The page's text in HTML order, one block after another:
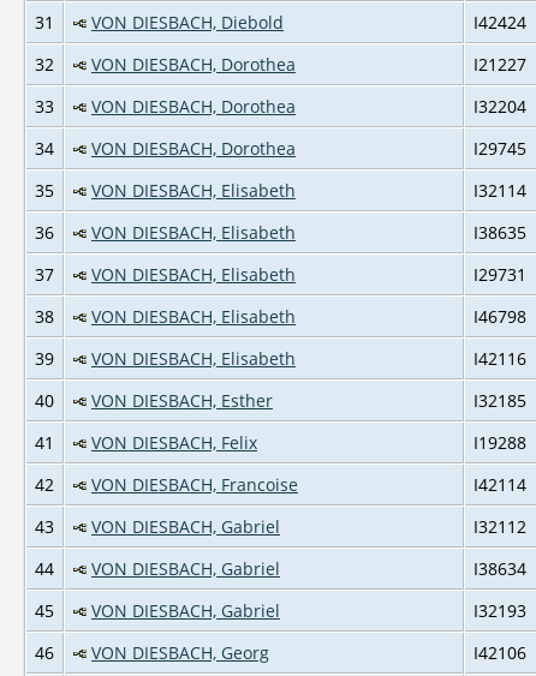
31
VON DIESBACH, Diebold I42424
32
VON DIESBACH, Dorothea
I21227
33
VON DIESBACH, Dorothea I32204
34
VON DIESBACH, Dorothea I29745
35
VON DIESBACH, Elisabeth
I32114
36
VON DIESBACH, Elisabeth I38635
37
VON DIESBACH, Elisabeth I29731
38
VON DIESBACH, Elisabeth I46798
39
VON DIESBACH, Elisabeth I42116
40
VON DIESBACH, Esther
I32185
41
VON DIESBACH, Felix I19288
42
VON DIESBACH, Francoise I42114
43
VON DIESBACH, Gabriel
I32112
44
VON DIESBACH, Gabriel I38634
45
VON DIESBACH, Gabriel I32193
46
VON DIESBACH, Georg I42106